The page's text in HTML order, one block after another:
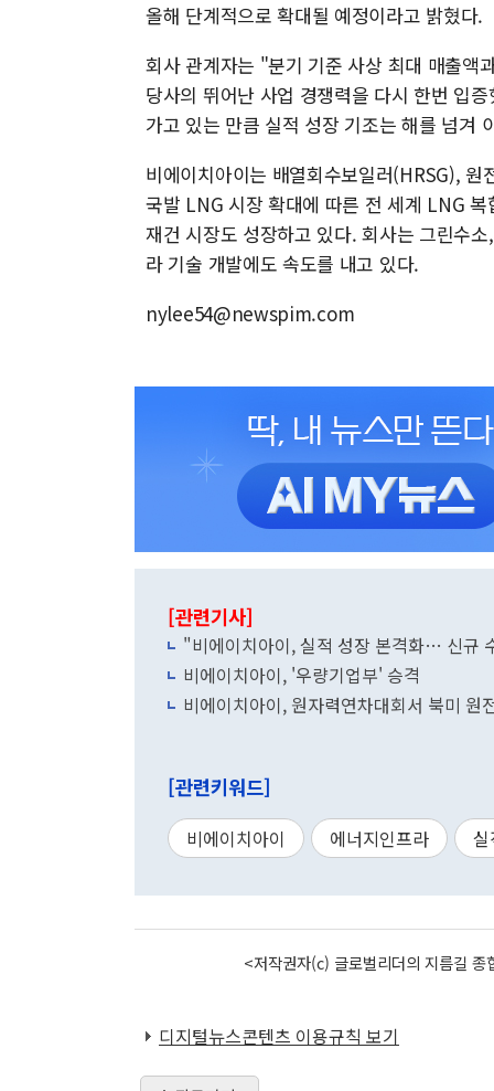
올해 단계적으로 확대될 예정이라고 밝혔다.
회사 관계자는 "분기 기준 사상 최대 매출액
당사의 뛰어난 사업 경쟁력을 다시 한번 입
가고 있는 만큼 실적 성장 기조는 해를 넘겨
비에이치아이는 배열회수보일러(HRSG),
국발 LNG 시장 확대에 따른 전 세계 LNG
재건 시장도 성장하고 있다. 회사는 그린수
라 기술 개발에도 속도를 내고 있다.
nylee54@newspim.com
[관련기사]
"비에이치아이, 실적 성장 본격화… 신규
비에이치아이, '우량기업부' 승격
비에이치아이, 원자력연차대회서 북미 원
[관련키워드]
비에이치아이 에너지인프라
<저작권자(c) 글로벌리더의 지름길
디지털뉴스콘텐츠 이용규칙 보기